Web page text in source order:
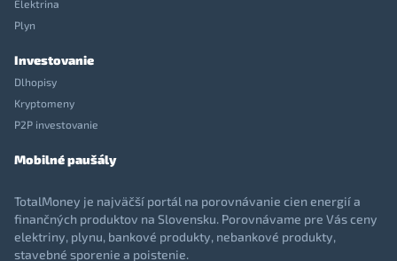
Elektrina
Plyn
Investovanie
Dlhopisy
Kryptomeny
P2P investovanie
Mobilné paušály
TotalMoney je najväčší portál na porovnávanie cien energií a
finančných produktov na Slovensku. Porovnávame pre Vás ceny
elektriny, plynu, bankové produkty, nebankové produkty,
stavebné sporenie a poistenie.